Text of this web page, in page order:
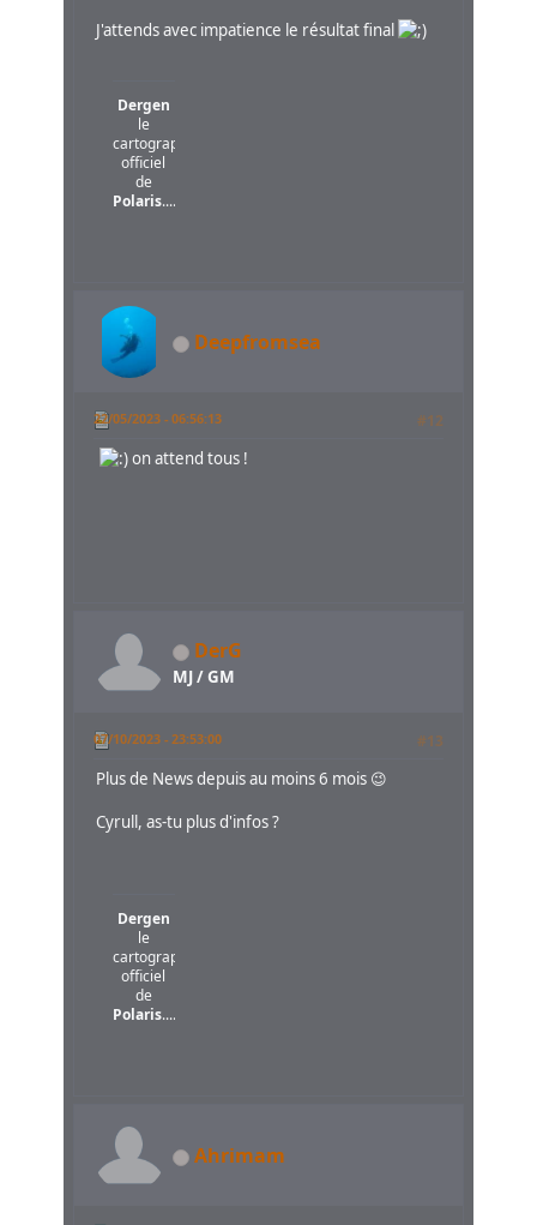
J'attends avec impatience le résultat final
Dergen
le
cartographe
officiel
de
Polaris....
Deepfromsea
22/05/2023 - 06:56:13 #12
on attend tous !
DerG
MJ / GM
07/10/2023 - 23:53:00 #13
Plus de News depuis au moins 6 mois 😉
Cyrull, as-tu plus d'infos ?
Dergen
le
cartographe
officiel
de
Polaris....
Ahrimam